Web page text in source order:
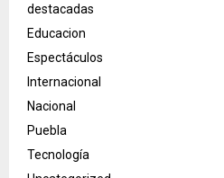
destacadas
Educacion
Espectáculos
Internacional
Nacional
Puebla
Tecnología